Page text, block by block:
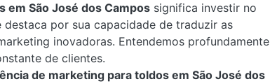
em São José dos Campos significa investir no
por sua capacidade de traduzir as
inovadoras. Entendemos profundamente
de clientes.
de marketing para toldos em São José dos